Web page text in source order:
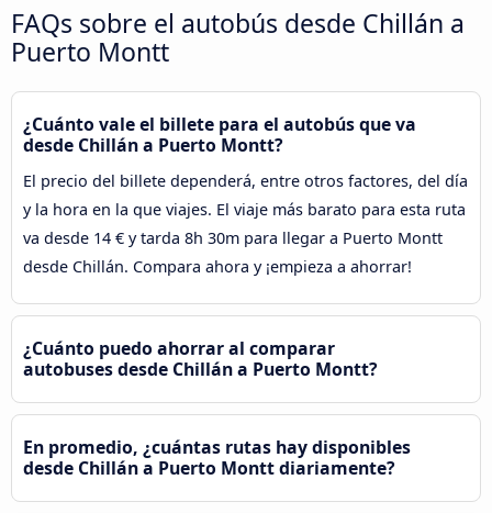
FAQs sobre el autobús desde Chillán a
Puerto Montt
¿Cuánto vale el billete para el autobús que va
desde Chillán a Puerto Montt?
El precio del billete dependerá, entre otros factores, del día
y la hora en la que viajes. El viaje más barato para esta ruta
va desde 14 € y tarda 8h 30m para llegar a Puerto Montt
desde Chillán. Compara ahora y ¡empieza a ahorrar!
¿Cuánto puedo ahorrar al comparar
autobuses desde Chillán a Puerto Montt?
En promedio, ¿cuántas rutas hay disponibles
desde Chillán a Puerto Montt diariamente?